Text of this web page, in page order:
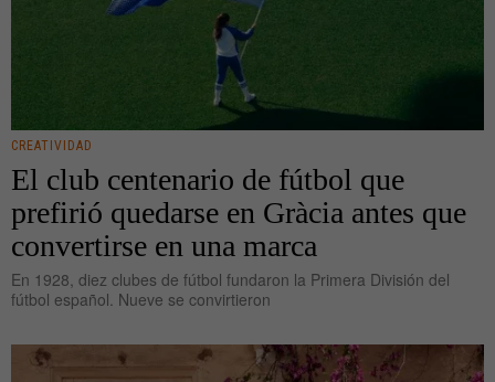
CREATIVIDAD
El club centenario de fútbol que
prefirió quedarse en Gràcia antes que
convertirse en una marca
En 1928, diez clubes de fútbol fundaron la Primera División del
fútbol español. Nueve se convirtieron